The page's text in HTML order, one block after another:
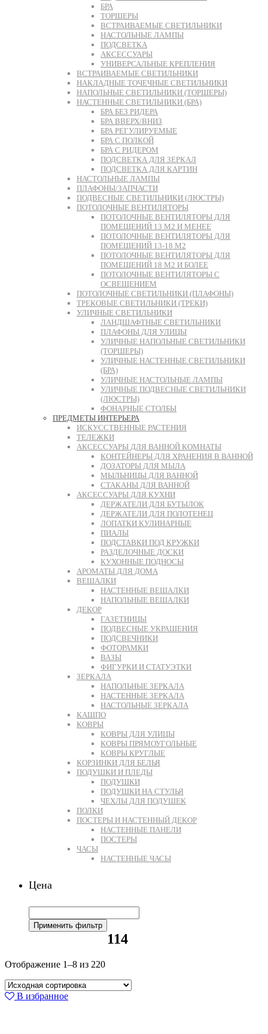
БРА
ТОРШЕРЫ
ВСТРАИВАЕМЫЕ СВЕТИЛЬНИКИ
НАСТОЛЬНЫЕ ЛАМПЫ
ПОДСВЕТКА
АКСЕССУАРЫ
УНИВЕРСАЛЬНЫЕ КРЕПЛЕНИЯ
ВСТРАИВАЕМЫЕ СВЕТИЛЬНИКИ
НАКЛАДНЫЕ ТОЧЕЧНЫЕ СВЕТИЛЬНИКИ
НАПОЛЬНЫЕ СВЕТИЛЬНИКИ (ТОРШЕРЫ)
НАСТЕННЫЕ СВЕТИЛЬНИКИ (БРА)
БРА БЕЗ РИДЕРА
БРА ВВЕРХ/ВНИЗ
БРА РЕГУЛИРУЕМЫЕ
БРА С ПОЛКОЙ
БРА С РИДЕРОМ
ПОДСВЕТКА ДЛЯ ЗЕРКАЛ
ПОДСВЕТКА ДЛЯ КАРТИН
НАСТОЛЬНЫЕ ЛАМПЫ
ПЛАФОНЫ/ЗАПЧАСТИ
ПОДВЕСНЫЕ СВЕТИЛЬНИКИ (ЛЮСТРЫ)
ПОТОЛОЧНЫЕ ВЕНТИЛЯТОРЫ
ПОТОЛОЧНЫЕ ВЕНТИЛЯТОРЫ ДЛЯ
ПОМЕЩЕНИЙ 13 М2 И МЕНЕЕ
ПОТОЛОЧНЫЕ ВЕНТИЛЯТОРЫ ДЛЯ
ПОМЕЩЕНИЙ 13-18 М2
ПОТОЛОЧНЫЕ ВЕНТИЛЯТОРЫ ДЛЯ
ПОМЕЩЕНИЙ 18 М2 И БОЛЕЕ
ПОТОЛОЧНЫЕ ВЕНТИЛЯТОРЫ С
ОСВЕЩЕНИЕМ
ПОТОЛОЧНЫЕ СВЕТИЛЬНИКИ (ПЛАФОНЫ)
ТРЕКОВЫЕ СВЕТИЛЬНИКИ (ТРЕКИ)
УЛИЧНЫЕ СВЕТИЛЬНИКИ
ЛАНДШАФТНЫЕ СВЕТИЛЬНИКИ
ПЛАФОНЫ ДЛЯ УЛИЦЫ
УЛИЧНЫЕ НАПОЛЬНЫЕ СВЕТИЛЬНИКИ
(ТОРШЕРЫ)
УЛИЧНЫЕ НАСТЕННЫЕ СВЕТИЛЬНИКИ
(БРА)
УЛИЧНЫЕ НАСТОЛЬНЫЕ ЛАМПЫ
УЛИЧНЫЕ ПОДВЕСНЫЕ СВЕТИЛЬНИКИ
(ЛЮСТРЫ)
ФОНАРНЫЕ СТОЛБЫ
ПРЕДМЕТЫ ИНТЕРЬЕРА
ИСКУССТВЕННЫЕ РАСТЕНИЯ
ТЕЛЕЖКИ
АКСЕССУАРЫ ДЛЯ ВАННОЙ КОМНАТЫ
КОНТЕЙНЕРЫ ДЛЯ ХРАНЕНИЯ В ВАННОЙ
ДОЗАТОРЫ ДЛЯ МЫЛА
МЫЛЬНИЦЫ ДЛЯ ВАННОЙ
СТАКАНЫ ДЛЯ ВАННОЙ
АКСЕССУАРЫ ДЛЯ КУХНИ
ДЕРЖАТЕЛИ ДЛЯ БУТЫЛОК
ДЕРЖАТЕЛИ ДЛЯ ПОЛОТЕНЕЦ
ЛОПАТКИ КУЛИНАРНЫЕ
ПИАЛЫ
ПОДСТАВКИ ПОД КРУЖКИ
РАЗДЕЛОЧНЫЕ ДОСКИ
КУХОННЫЕ ПОДНОСЫ
АРОМАТЫ ДЛЯ ДОМА
ВЕШАЛКИ
НАСТЕННЫЕ ВЕШАЛКИ
НАПОЛЬНЫЕ ВЕШАЛКИ
ДЕКОР
ГАЗЕТНИЦЫ
ПОДВЕСНЫЕ УКРАШЕНИЯ
ПОДСВЕЧНИКИ
ФОТОРАМКИ
ВАЗЫ
ФИГУРКИ И СТАТУЭТКИ
ЗЕРКАЛА
НАПОЛЬНЫЕ ЗЕРКАЛА
НАСТЕННЫЕ ЗЕРКАЛА
НАСТОЛЬНЫЕ ЗЕРКАЛА
КАШПО
КОВРЫ
КОВРЫ ДЛЯ УЛИЦЫ
КОВРЫ ПРЯМОУГОЛЬНЫЕ
КОВРЫ КРУГЛЫЕ
КОРЗИНКИ ДЛЯ БЕЛЬЯ
ПОДУШКИ И ПЛЕДЫ
ПОДУШКИ
ПОДУШКИ НА СТУЛЬЯ
ЧЕХЛЫ ДЛЯ ПОДУШЕК
ПОЛКИ
ПОСТЕРЫ И НАСТЕННЫЙ ДЕКОР
НАСТЕННЫЕ ПАНЕЛИ
ПОСТЕРЫ
ЧАСЫ
НАСТЕННЫЕ ЧАСЫ
Цена
Применить фильтр
114
Отображение 1–8 из 220
В избранное